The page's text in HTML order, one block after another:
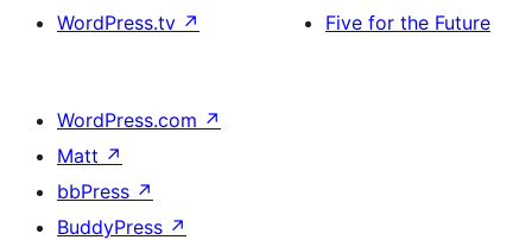
WordPress.tv ↗
Five for the Future
WordPress.com ↗
Matt ↗
bbPress ↗
BuddyPress ↗